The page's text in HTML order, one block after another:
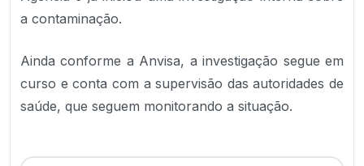
a contaminação.
Ainda conforme a Anvisa, a investigação segue em
curso e conta com a supervisão das autoridades de
saúde, que seguem monitorando a situação.